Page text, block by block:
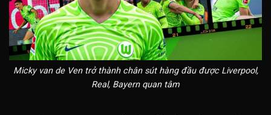
Micky van de Ven trở thành chân sút hàng đầu được Liverpool,
Real, Bayern quan tâm